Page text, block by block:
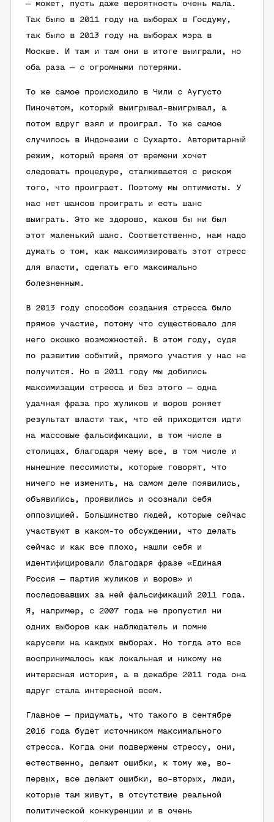
— может, пусть даже вероятность очень мала.
Так было в 2011 году на выборах в Госдуму,
так было в 2013 году на выборах мэра в
Москве. И там и там они в итоге выиграли, но
оба раза — с огромными потерями.
То же самое происходило в Чили с Аугусто
Пиночетом, который выигрывал-выигрывал, а
потом вдруг взял и проиграл. То же самое
случилось в Индонезии с Сухарто. Авторитарный
режим, который время от времени хочет
следовать процедуре, сталкивается с риском
того, что проиграет. Поэтому мы оптимисты. У
нас нет шансов проиграть и есть шанс
выиграть. Это же здорово, каков бы ни был
этот маленький шанс. Соответственно, нам надо
думать о том, как максимизировать этот стресс
для власти, сделать его максимально
болезненным.
В 2013 году способом создания стресса было
прямое участие, потому что существовало для
него окошко возможностей. В этом году, судя
по развитию событий, прямого участия у нас не
получится. Но в 2011 году мы добились
максимизации стресса и без этого — одна
удачная фраза про жуликов и воров роняет
результат власти так, что ей приходится идти
на массовые фальсификации, в том числе в
столицах, благодаря чему все, в том числе и
нынешние пессимисты, которые говорят, что
ничего не изменить, на самом деле появились,
объявились, проявились и осознали себя
оппозицией. Большинство людей, которые сейчас
участвуют в каком-то обсуждении, что делать
сейчас и как все плохо, нашли себя и
идентифицировали благодаря фразе «Единая
Россия — партия жуликов и воров» и
последовавших за ней фальсификаций 2011 года.
Я, например, с 2007 года не пропустил ни
одних выборов как наблюдатель и помню
карусели на каждых выборах. Но тогда это все
воспринималось как локальная и никому не
интересная история, а в декабре 2011 года она
вдруг стала интересной всем.
Главное — придумать, что такого в сентябре
2016 года будет источником максимального
стресса. Когда они подвержены стрессу, они,
естественно, делают ошибки, к тому же, во-
первых, все делают ошибки, во-вторых, люди,
которые там живут, в отсутствие реальной
политической конкуренции и в очень